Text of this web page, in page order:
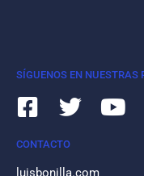
SÍGUENOS EN NUESTRAS
CONTACTO
luisbonilla.com